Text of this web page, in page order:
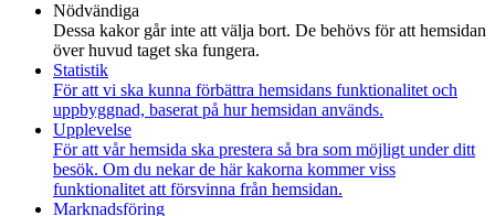
Nödvändiga
Dessa kakor går inte att välja bort. De behövs för att hemsidan
över huvud taget ska fungera.
Statistik
För att vi ska kunna förbättra hemsidans funktionalitet och
uppbyggnad, baserat på hur hemsidan används.
Upplevelse
För att vår hemsida ska prestera så bra som möjligt under ditt
besök. Om du nekar de här kakorna kommer viss
funktionalitet att försvinna från hemsidan.
Marknadsföring